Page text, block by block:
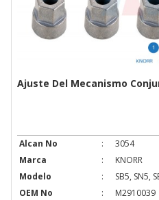
Ajuste Del Mecanismo
Alcan No :
3054
Marca
:
KNORR
Modelo
:
SB5, SN5,
OEM No
:
M2910039